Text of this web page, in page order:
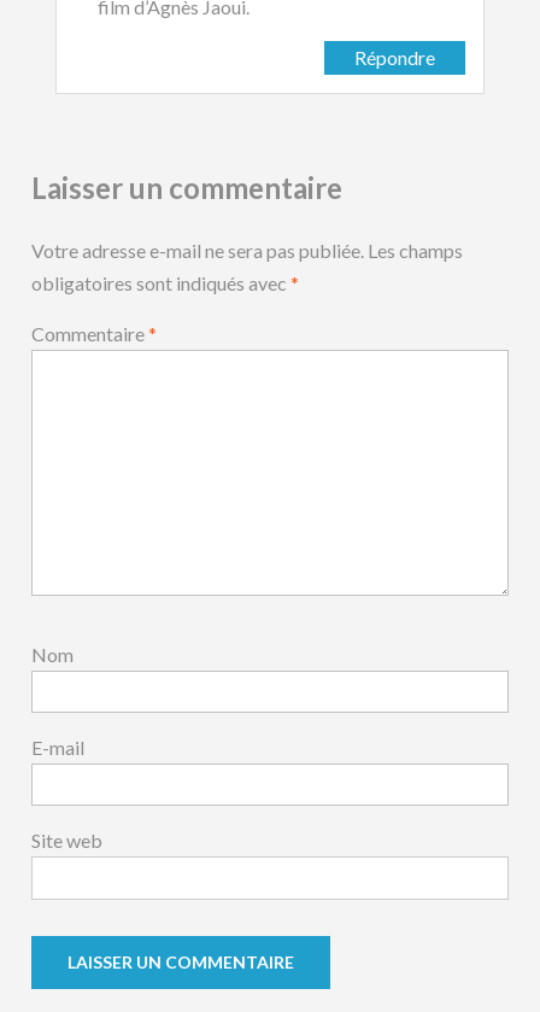
film d’Agnès Jaoui.
Répondre
Laisser un commentaire
Votre adresse e-mail ne sera pas publiée. Les champs
obligatoires sont indiqués avec*
Commentaire*
Nom
E-mail
Site web